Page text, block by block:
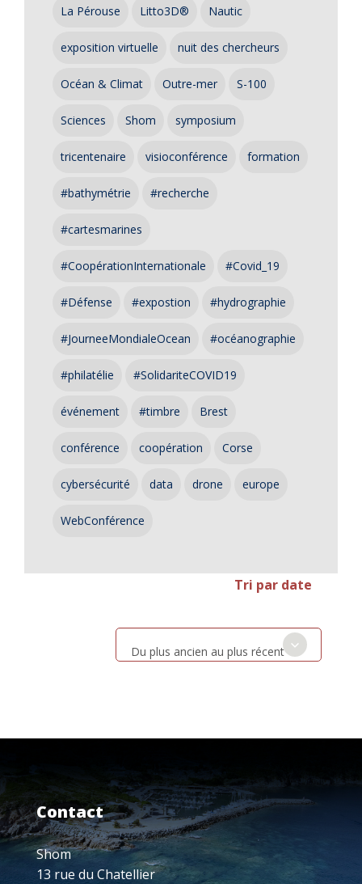
La Pérouse Litto3D® Nautic
exposition virtuelle nuit des chercheurs
Océan & Climat Outre-mer S-100
Sciences Shom symposium
tricentenaire visioconférence formation
#bathymétrie #recherche
#cartesmarines
#CoopérationInternationale #Covid_19
#Défense #expostion #hydrographie
#JourneeMondialeOcean #océanographie
#philatélie #SolidariteCOVID19
événement #timbre Brest
conférence coopération Corse
cybersécurité data drone europe
WebConférence
Tri par date
Du plus ancien au plus récent
Contact
Shom
13 rue du Chatellier